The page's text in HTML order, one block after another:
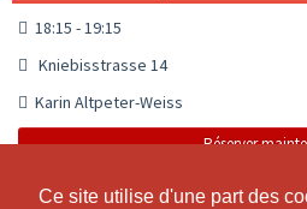
Ce site utilise d'une part des
Ce site utilise d'une part des
18:15 - 19:15
Kniebisstrasse 14
Karin Altpeter-Weiss
Réserver